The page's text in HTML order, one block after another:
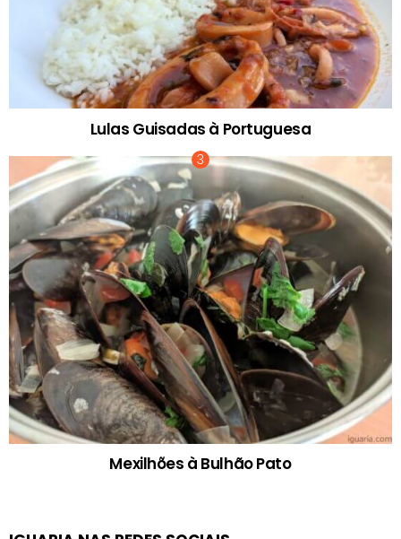
Lulas Guisadas à Portuguesa
Mexilhões à Bulhão Pato